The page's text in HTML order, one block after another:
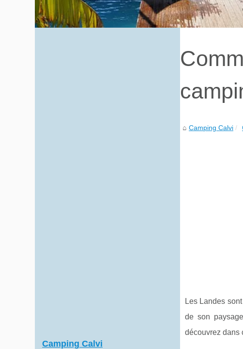
Camping Calvi
Les Landes
de son
découvrez dans
Camping Calvi